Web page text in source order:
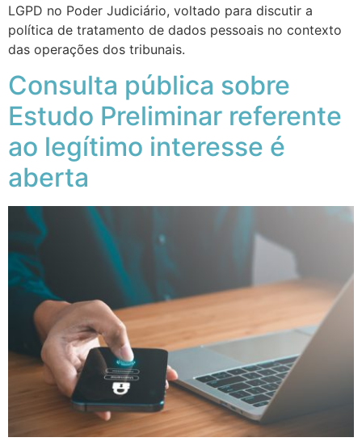
LGPD no Poder Judiciário, voltado para discutir a
política de tratamento de dados pessoais no contexto
das operações dos tribunais.
Consulta pública sobre
Estudo Preliminar referente
ao legítimo interesse é
aberta